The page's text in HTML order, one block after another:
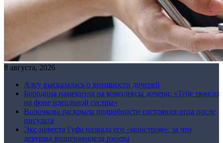
8 августа, 2026
Алсу высказалась о внешности дочерей
Бородина намекнула на комплексы дочери: «Тебе тяжело
на фоне идеальной сестры»
Волочкова раскрыла подробности состояния отца после
инсульта
Экс-невеста Гуфа назвала его «монстром»: за что
девушка возненавидела рэпера